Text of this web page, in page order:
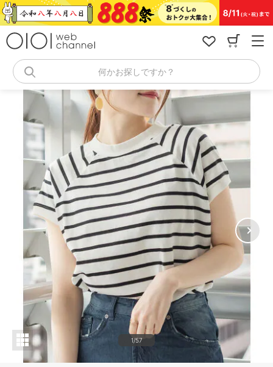
コ
ン
何かお探しですか？
1/57